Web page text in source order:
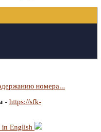
номера...
- https://sfk-
in English